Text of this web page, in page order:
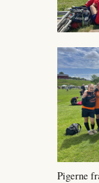
Pigerne